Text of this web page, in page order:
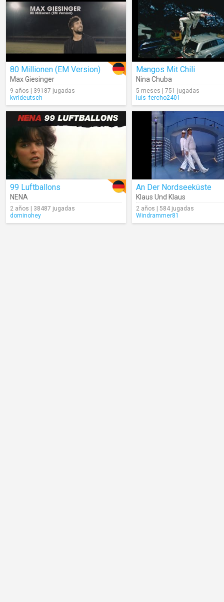
80 Millionen (EM Version)
Max Giesinger
9 años | 39187 jugadas
kvrideutsch
Mangos Mit Chili
Nina Chuba
5 meses | 751 jugadas
luis_fercho2401
99 Luftballons
NENA
2 años | 38487 jugadas
dominohey
An Der Nordseeküste
Klaus Und Klaus
2 años | 584 jugadas
Windrammer81